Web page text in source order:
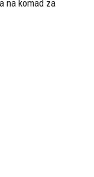
na komad za